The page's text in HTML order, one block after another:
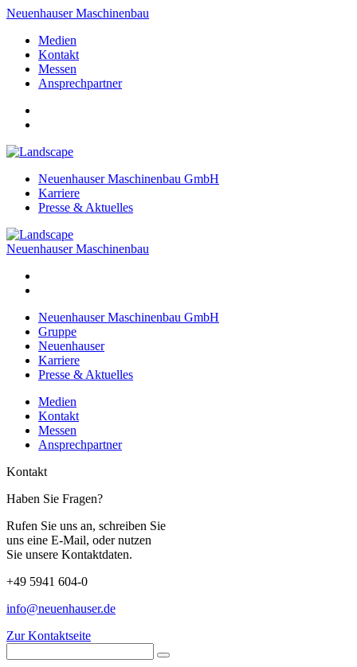
Neuenhauser Maschinenbau
Medien
Kontakt
Messen
Ansprechpartner
Neuenhauser Maschinenbau GmbH
Karriere
Presse & Aktuelles
Neuenhauser Maschinenbau
Neuenhauser Maschinenbau GmbH
Gruppe
Neuenhauser
Karriere
Presse & Aktuelles
Medien
Kontakt
Messen
Ansprechpartner
Kontakt
Haben Sie Fragen?
Rufen Sie uns an, schreiben Sie
uns eine E-Mail, oder nutzen
Sie unsere Kontaktdaten.
+49 5941 604-0
info@neuenhauser.de
Zur Kontaktseite